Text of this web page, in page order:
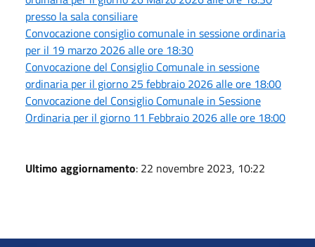
presso la sala consiliare
Convocazione consiglio comunale in sessione ordinaria
per il 19 marzo 2026 alle ore 18:30
Convocazione del Consiglio Comunale in sessione
ordinaria per il giorno 25 febbraio 2026 alle ore 18:00
Convocazione del Consiglio Comunale in Sessione
Ordinaria per il giorno 11 Febbraio 2026 alle ore 18:00
Ultimo aggiornamento: 22 novembre 2023, 10:22